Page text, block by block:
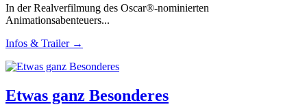
In der Realverfilmung des Oscar®-nominierten
Animationsabenteuers...
Infos & Trailer →
Etwas ganz Besonderes